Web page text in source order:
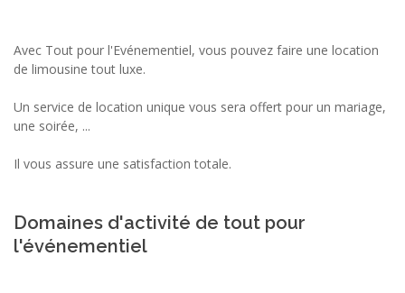
Avec Tout pour l'Evénementiel, vous pouvez faire une location
de limousine tout luxe.
Un service de location unique vous sera offert pour un mariage,
une soirée, ...
Il vous assure une satisfaction totale.
Domaines d'activité de tout pour
l'événementiel